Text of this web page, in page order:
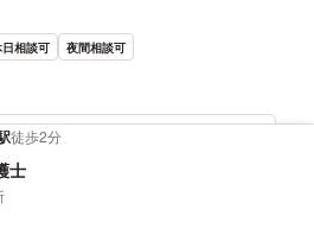
相談可 夜間相談可
護士の詳細情報を見る
徒歩2分
士